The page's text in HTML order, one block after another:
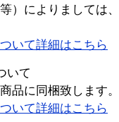
）によりましては
いて詳細はこちら
いて
品に同梱致します。
いて詳細はこちら